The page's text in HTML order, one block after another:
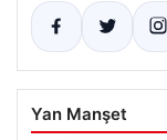
Yan Manşet